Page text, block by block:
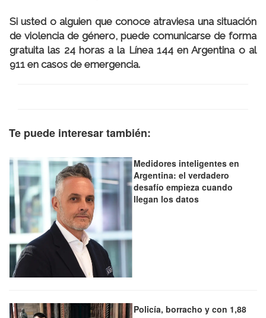
Si usted o alguien que conoce atraviesa una situación
de violencia de género, puede comunicarse de forma
gratuita las 24 horas a la Línea 144 en Argentina o al
911 en casos de emergencia.
Te puede interesar también:
Medidores inteligentes en
Argentina: el verdadero
desafío empieza cuando
llegan los datos
Policía, borracho y con 1,88